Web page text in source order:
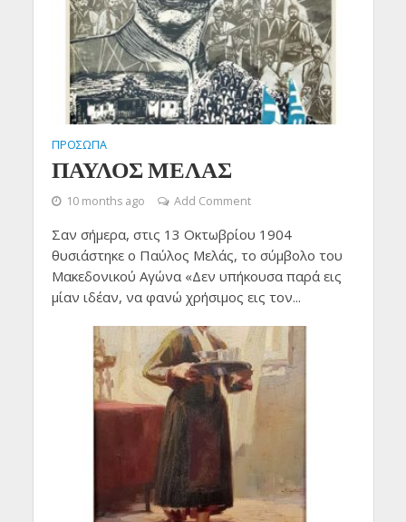
ΠΡΟΣΩΠΑ
ΠΑΥΛΟΣ ΜΕΛΑΣ
10 months ago Add Comment
Σαν σήμερα, στις 13 Οκτωβρίου 1904
θυσιάστηκε ο Παύλος Μελάς, το σύμβολο του
Μακεδονικού Αγώνα «Δεν υπήκουσα παρά εις
μίαν ιδέαν, να φανώ χρήσιμος εις τον...